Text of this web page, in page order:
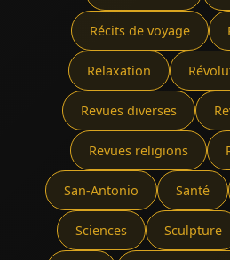
Récits de voyage
Relaxation
Revues diverses
Revues religions
San-Antonio Santé
Sciences Sculpture